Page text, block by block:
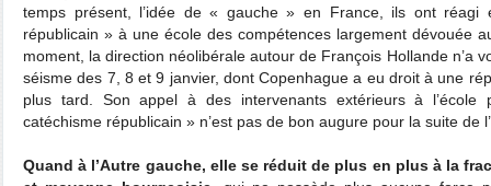
temps présent, l’idée de « gauche » en France, ils ont réagi
républicain » à une école des compétences largement dévouée
moment, la direction néolibérale autour de François Hollande n’a
séisme des 7, 8 et 9 janvier, dont Copenhague a eu droit à une
plus tard. Son appel à des intervenants extérieurs à l’école
catéchisme républicain » n’est pas de bon augure pour la suite de
Quand à l’Autre gauche, elle se réduit de plus en plus à la